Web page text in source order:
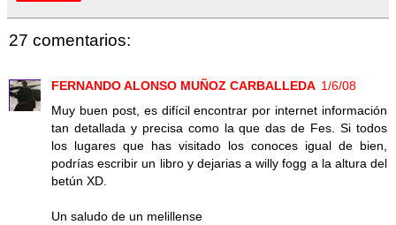
27 comentarios:
FERNANDO ALONSO MUÑOZ CARBALLEDA 1/6/08
Muy buen post, es difícil encontrar por internet información
tan detallada y precisa como la que das de Fes. Si todos
los lugares que has visitado los conoces igual de bien,
podrías escribir un libro y dejarias a willy fogg a la altura del
betún XD.
Un saludo de un melillense